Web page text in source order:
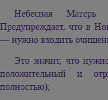
Небесная
Предупреждает, что в
— нужно входить
Это значит, что
положительный и
полностью);